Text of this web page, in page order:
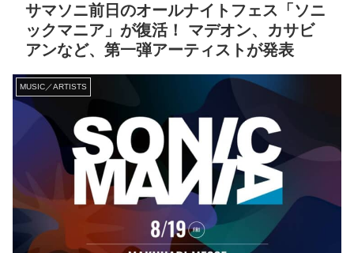
サマソニ前日のオールナイトフェス「ソニ
ックマニア」が復活！ マデオン、カサビ
アンなど、第一弾アーティストが発表
MUSIC／ARTISTS